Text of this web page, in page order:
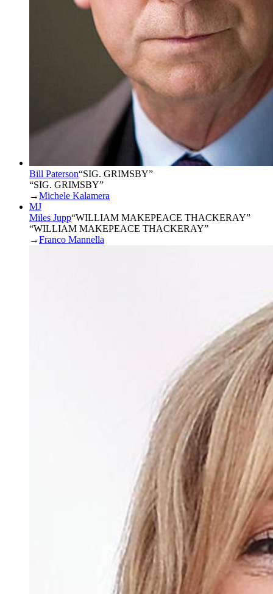
Bill Paterson“SIG. GRIMSBY”
“SIG. GRIMSBY”
→Michele Kalamera
MJ
Miles Jupp“WILLIAM MAKEPEACE THACKERAY”
“WILLIAM MAKEPEACE THACKERAY”
→Franco Mannella